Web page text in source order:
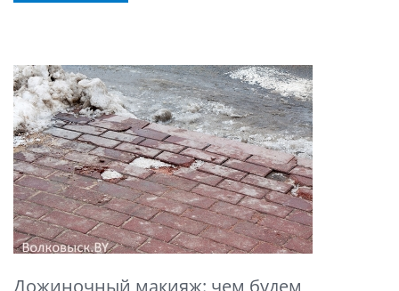
Дожиночный макияж: чем будем